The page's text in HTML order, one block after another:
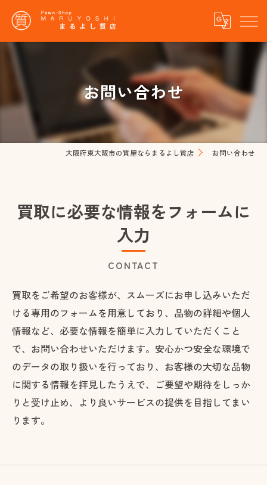
お問い合わせ
大阪府東大阪市の質屋ならまるよし質店 お問い合わせ
買取に必要な情報をフォームに
入力
CONTACT
買取をご希望のお客様が、スムーズにお申し込みいただ
ける専用のフォームを用意しており、品物の詳細や個人
情報など、必要な情報を簡単に入力していただくこと
で、お問い合わせいただけます。安心かつ安全な環境で
のデータの取り扱いを行っており、お客様の大切な品物
に関する情報を拝見したうえで、ご要望や期待をしっか
りと受け止め、より良いサービスの提供を目指してまい
ります。